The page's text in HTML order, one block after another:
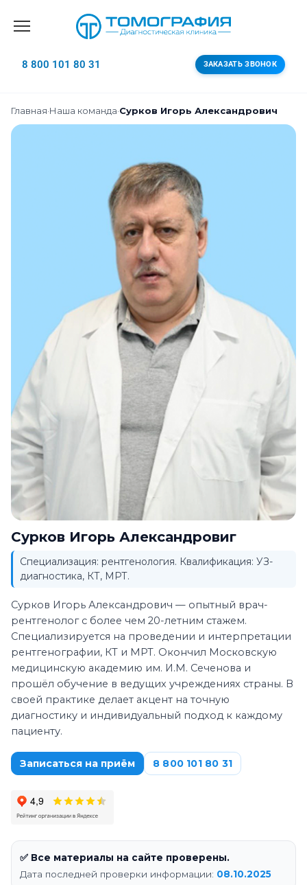
8 800 101 80 31 ЗАКАЗАТЬ ЗВОНОК
Главная·Наша команда·Сурков Игорь Александрович
Сурков Игорь Александровиг
Специализация: рентгенология. Квалификация: УЗ-
диагностика, КТ, МРТ.
Сурков Игорь Александрович — опытный врач-
рентгенолог с более чем 20-летним стажем.
Специализируется на проведении и интерпретации
рентгенографии, КТ и МРТ. Окончил Московскую
медицинскую академию им. И.М. Сеченова и
прошёл обучение в ведущих учреждениях страны. В
своей практике делает акцент на точную
диагностику и индивидуальный подход к каждому
пациенту.
Записаться на приём 8 800 101 80 31
✅ Все материалы на сайте проверены.
Дата последней проверки информации: 08.10.2025